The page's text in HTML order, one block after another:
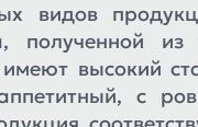
видов
полученной из
высокий
с